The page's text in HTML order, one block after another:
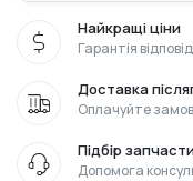
Найкращі ціни
Гарантія
Доставка
Оплачуйте
Підбір
Допомога